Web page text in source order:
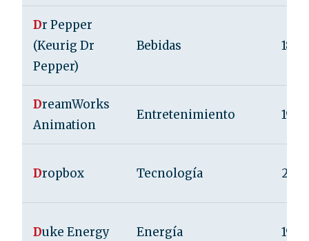
Dr Pepper
(Keurig Dr
Pepper)
Bebidas 1885
DreamWorks
Animation
Entretenimiento 1994
Dropbox Tecnología
Duke Energy Energía 1904